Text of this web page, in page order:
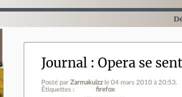
Journal Opera se
Posté parZarmakuizz le 04 mars 2010 à 20:53.
Étiquettes :
firefox